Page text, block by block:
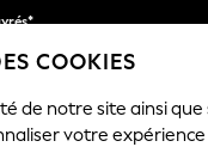
HOMME
COOKIES
de notre site ainsi que
votre expérience